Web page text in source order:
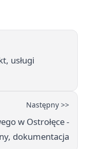
usługi
Następny >>
w Ostrołęce -
dokumentacja